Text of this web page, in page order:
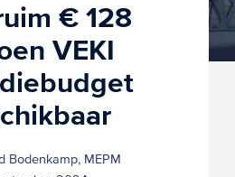
€ 128
VEKI
Bodenkamp, MEPM